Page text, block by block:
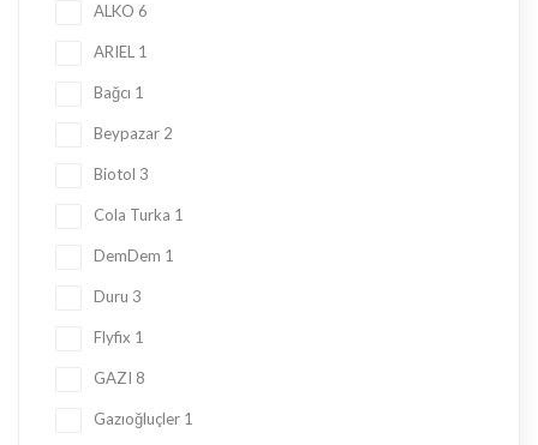
ALKO 6
ARIEL 1
Bağcı 1
Beypazar 2
Biotol 3
Cola Turka 1
DemDem 1
Duru 3
Flyfix 1
GAZI 8
Gazıoğluçler 1